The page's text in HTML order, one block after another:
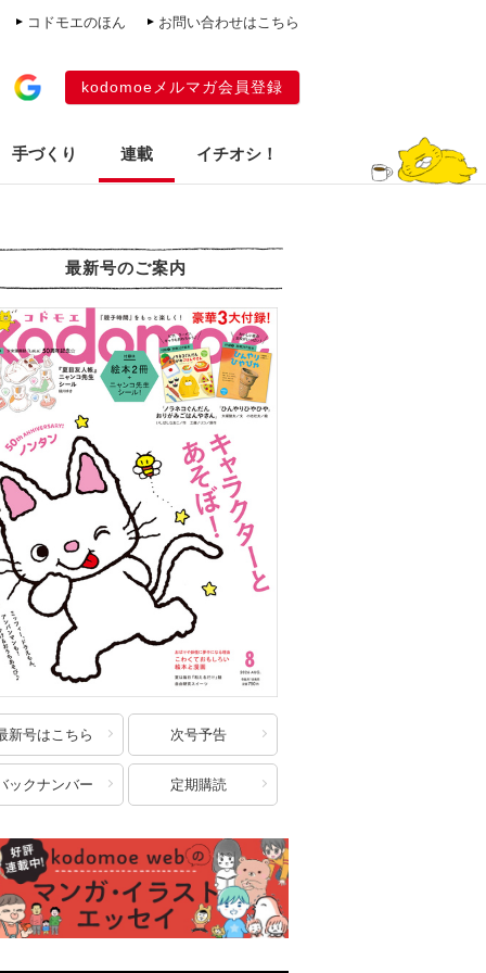
コドモエのほん お問い合わせはこちら
kodomoeメルマガ会員登録
手づくり 連載 イチオシ！
最新号のご案内
新号はこちら 次号予告
ックナンバー 定期購読